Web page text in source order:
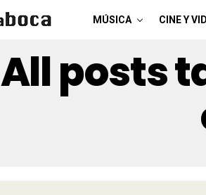
MÚSICA CINE Y
All posts